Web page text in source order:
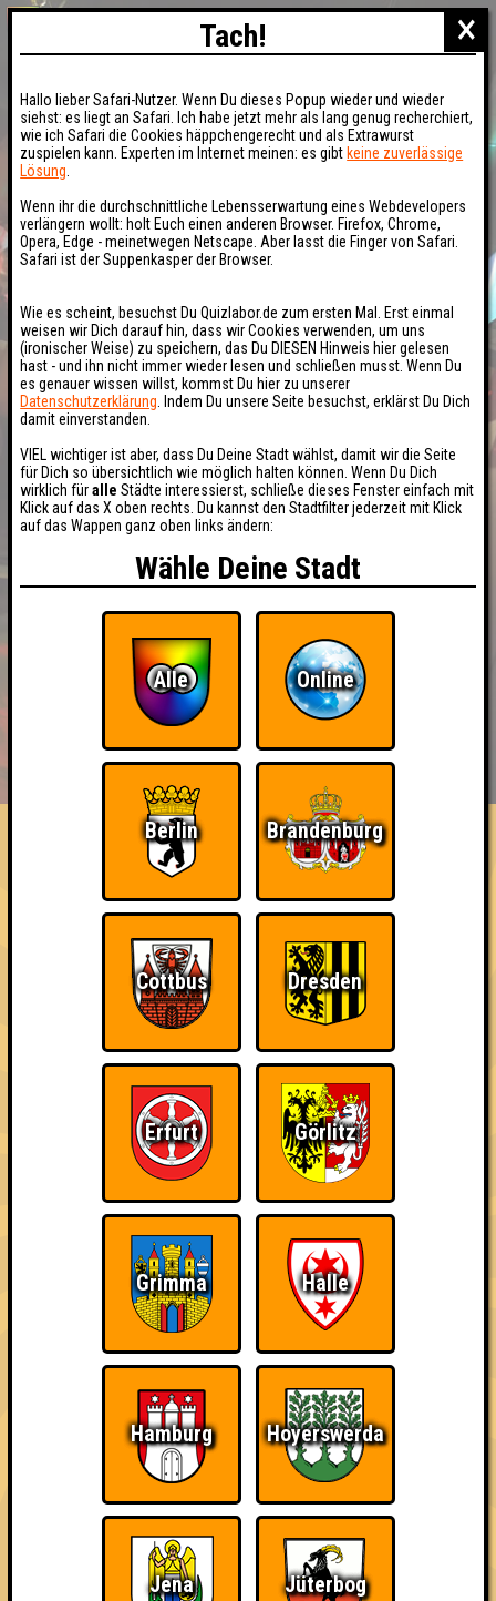
HIGHSCORE RESERVIERUNG
FAQ ÜBER UNS
QUIZLABOR Görlitz #35
Kühlen Kopf bewahren! · 03.07.2026 · Rabryka
Angemeldete Teams
1. Quizmasters Of The Universe
14 44
1. Die Fagottografen
×
Tach!
Hallo lieber Safari-Nutzer. Wenn Du dieses Popup wieder und wieder
siehst: es liegt an Safari. Ich habe jetzt mehr als lang genug recherchiert,
wie ich Safari die Cookies häppchengerecht und als Extrawurst
zuspielen kann. Experten im Internet meinen: es gibt keine zuverlässige
Lösung
Wenn ihr die durchschnittliche Lebensserwartung eines Webdevelopers
verlängern wollt: holt Euch einen anderen Browser. Firefox, Chrome,
Opera, Edge - meinetwegen Netscape. Aber lasst die Finger von Safari.
Safari ist der Suppenkasper der Browser.
Wie es scheint, besuchst Du Quizlabor.de zum ersten Mal. Erst einmal
weisen wir Dich darauf hin, dass wir Cookies verwenden, um uns
(ironischer Weise) zu speichern, das Du DIESEN Hinweis hier gelesen
hast - und ihn nicht immer wieder lesen und schließen musst. Wenn Du
es genauer wissen willst, kommst Du hier zu unserer
Datenschutzerklärung . Indem Du unsere Seite besuchst, erklärst Du Dich
damit einverstanden.
VIEL wichtiger ist aber, dass Du Deine Stadt wählst, damit wir die Seite
für Dich so übersichtlich wie möglich halten können. Wenn Du Dich
wirklich füralle Städte interessierst, schließe dieses Fenster einfach mit
Klick auf das X oben rechts. Du kannst den Stadtfilter jederzeit mit Klick
auf das Wappen ganz oben links ändern:
Wähle Deine Stadt
Alle Online
Berlin Brandenburg
Cottbus Dresden
Erfurt Görlitz
Grimma Halle
Hamburg Hoyerswerda
Jena Jüterbog